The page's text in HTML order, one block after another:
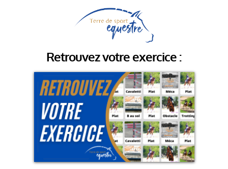
Retrouvez votre exercice :